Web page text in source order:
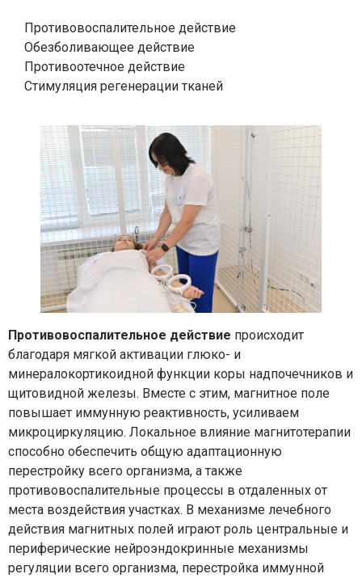
Противовоспалительное действие
Обезболивающее действие
Противоотечное действие
Стимуляция регенерации тканей
Противовоспалительное действие происходит
благодаря мягкой активации глюко- и
минералокортикоидной функции коры надпочечников и
щитовидной железы. Вместе с этим, магнитное поле
повышает иммунную реактивность, усиливаем
микроциркуляцию. Локальное влияние магнитотерапии
способно обеспечить общую адаптационную
перестройку всего организма, а также
противовоспалительные процессы в отдаленных от
места воздействия участках. В механизме лечебного
действия магнитных полей играют роль центральные и
периферические нейроэндокринные механизмы
регуляции всего организма, перестройка иммунной